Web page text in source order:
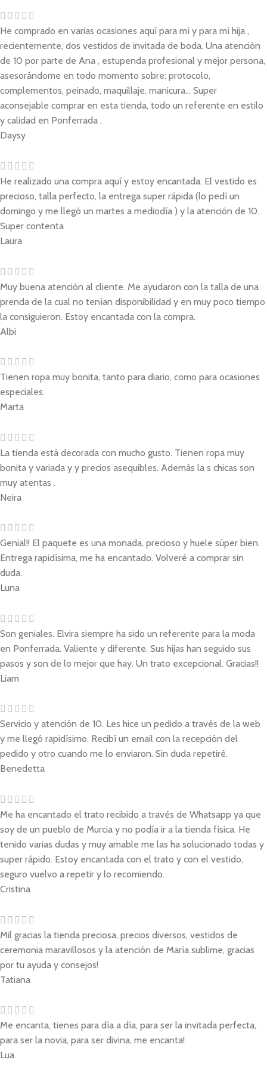
He comprado en varias ocasiones aquí para mí y para mí hija ,
recientemente, dos vestidos de invitada de boda. Una atención
de 10 por parte de Ana , estupenda profesional y mejor persona,
asesorándome en todo momento sobre: protocolo,
complementos, peinado, maquillaje, manicura... Super
aconsejable comprar en esta tienda, todo un referente en estilo
y calidad en Ponferrada .
Daysy
He realizado una compra aquí y estoy encantada. El vestido es
precioso, talla perfecto, la entrega super rápida (lo pedí un
domingo y me llegó un martes a mediodía ) y la atención de 10.
Super contenta
Laura
Muy buena atención al cliente. Me ayudaron con la talla de una
prenda de la cual no tenían disponibilidad y en muy poco tiempo
la consiguieron. Estoy encantada con la compra.
Albi
Tienen ropa muy bonita, tanto para diario, como para ocasiones
especiales.
Marta
La tienda está decorada con mucho gusto. Tienen ropa muy
bonita y variada y y precios asequibles. Además la s chicas son
muy atentas .
Neira
Genial!! El paquete es una monada, precioso y huele súper bien.
Entrega rapidísima, me ha encantado. Volveré a comprar sin
duda.
Luna
Son geniales. Elvira siempre ha sido un referente para la moda
en Ponferrada. Valiente y diferente. Sus hijas han seguido sus
pasos y son de lo mejor que hay. Un trato excepcional. Gracias!!
Liam
Servicio y atención de 10. Les hice un pedido a través de la web
y me llegó rapidísimo. Recibí un email con la recepción del
pedido y otro cuando me lo enviaron. Sin duda repetiré.
Benedetta
Me ha encantado el trato recibido a través de Whatsapp ya que
soy de un pueblo de Murcia y no podía ir a la tienda física. He
tenido varias dudas y muy amable me las ha solucionado todas y
super rápido. Estoy encantada con el trato y con el vestido,
seguro vuelvo a repetir y lo recomiendo.
Cristina
Mil gracias la tienda preciosa, precios diversos, vestidos de
ceremonia maravillosos y la atención de María sublime, gracias
por tu ayuda y consejos!
Tatiana
Me encanta, tienes para día a día, para ser la invitada perfecta,
para ser la novia, para ser divina, me encanta!
Lua